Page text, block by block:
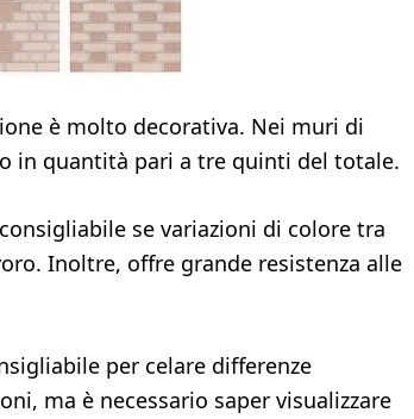
è molto decorativa. Nei muri di
in quantità pari a tre quinti del totale.
se variazioni di colore tra
Inoltre, offre grande resistenza alle
per celare differenze
ma è necessario saper visualizzare